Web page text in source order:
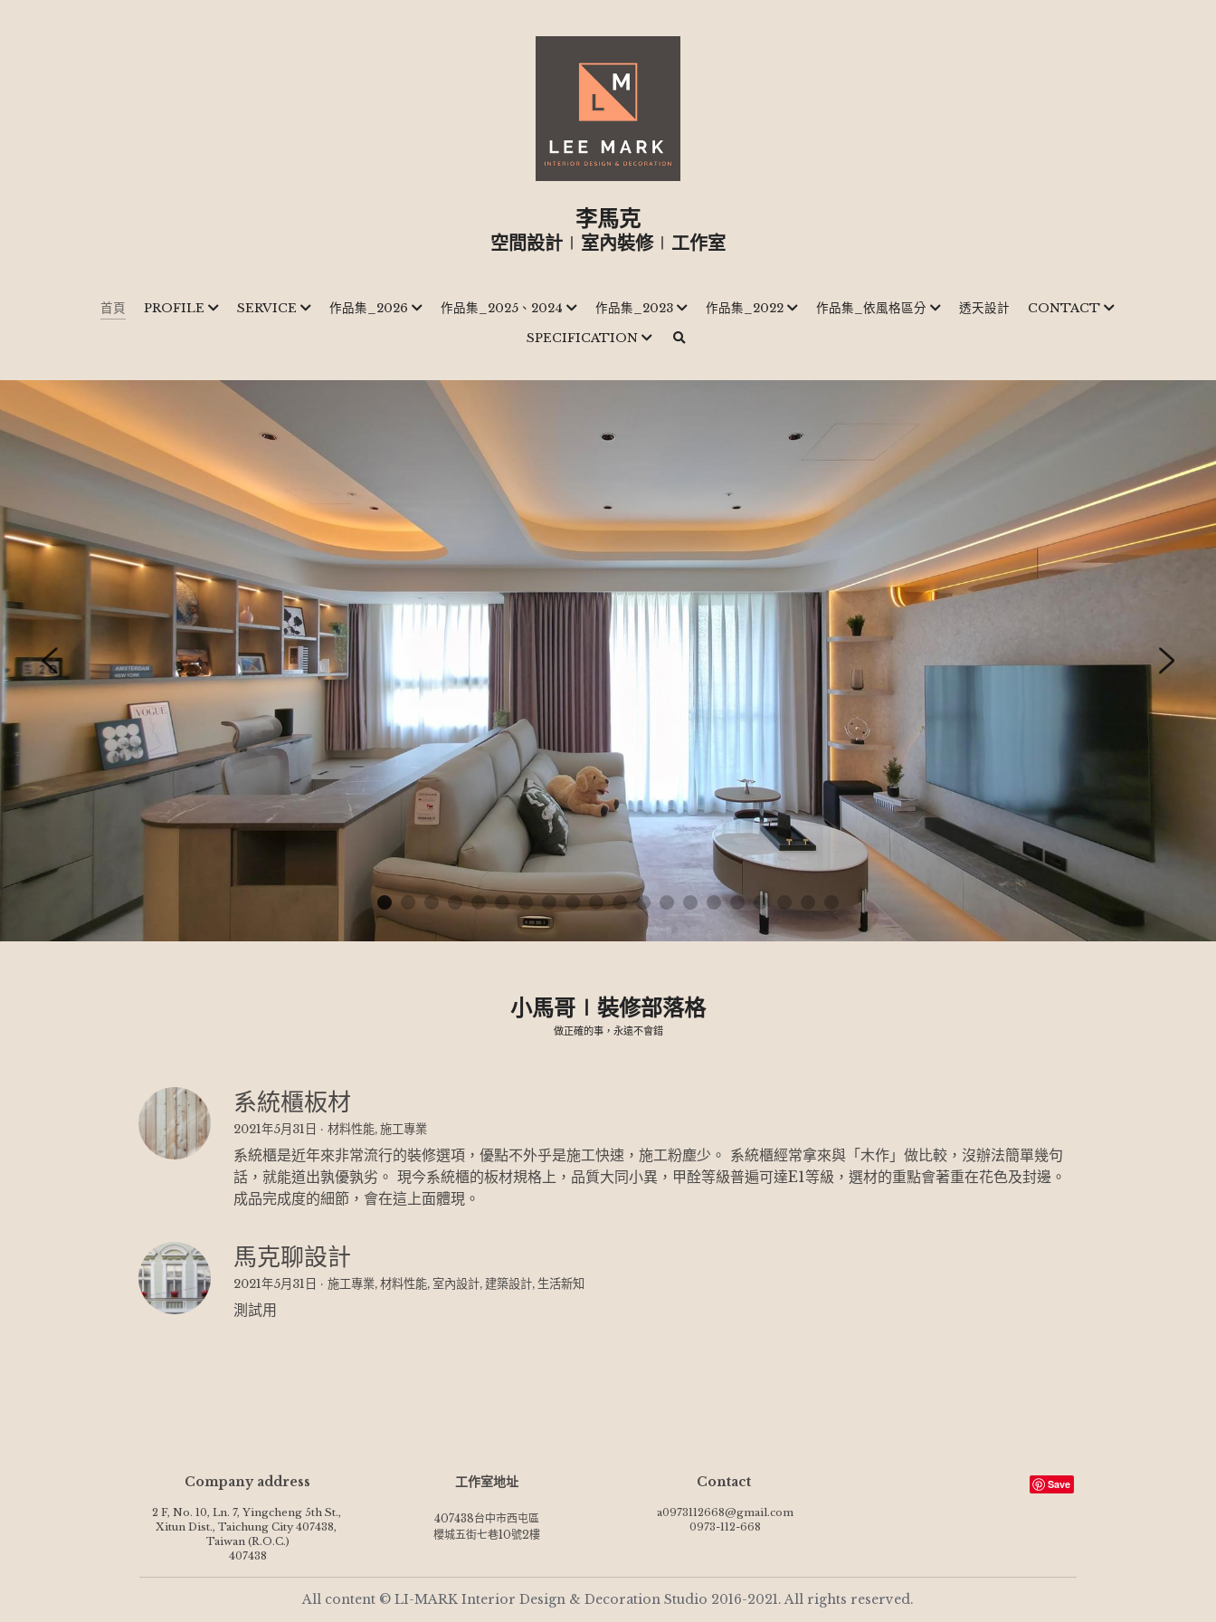
李馬克
空間設計∣ 室內裝修∣ 工作室
首頁 PROFILE SERVICE 作品集_2026 作品集_2025、2024 作品集_2023 作品集_2022 作品集_依風格區分 透天設計
CONTACT
SPECIFICATION
小馬哥∣裝修部落格
做正確的事，永遠不會錯
系統櫃板材
2021年5月31日 ·材料性能,施工專業
系統櫃是近年來非常流行的裝修選項，優點不外乎是施工快速，施工粉塵少。 系統櫃經常拿來與「木作」做比較，沒辦法簡單幾句
話，就能道出孰優孰劣。 現今系統櫃的板材規格上，品質大同小異，甲酫等級普遍可達E1等級，選材的重點會著重在花色及封邊。
成品完成度的細節，會在這上面體現。
馬克聊設計
2021年5月31日 ·施工專業,材料性能, 室內設計, 建築設計, 生活新知
測試用
Company address
2 F, No. 10, Ln. 7, Yingcheng 5th St.,
Xitun Dist., Taichung City 407438,
Taiwan (R.O.C.)
407438
工作室地址
407438台中市西屯區
櫻城五街七巷10號2樓
Contact
a0973112668@gmail.com
0973-112-668
Save
All content © LI-MARK Interior Design & Decoration Studio 2016-2021. All rights reserved.